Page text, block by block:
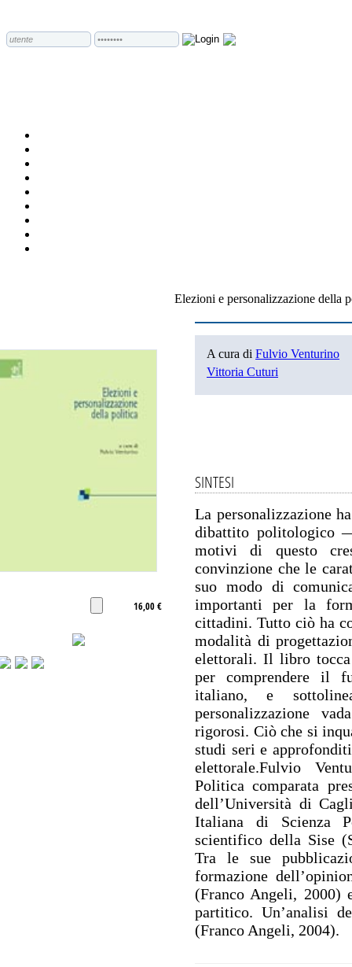
Elezioni e personalizzazione della
16,00 €
A cura di Fulvio Venturino
Vittoria Cuturi
SINTESI
La personalizzazione
dibattito politologico
motivi di questo
convinzione che le
suo modo di
importanti per la
cittadini. Tutto ciò ha
modalità di
elettorali. Il libro tocca
per comprendere il
italiano, e
personalizzazione
rigorosi. Ciò che si
studi seri e
elettorale.Fulvio
Politica comparata
dell’Università di
Italiana di Scienza
scientifico della Sise
Tra le sue
formazione
(Franco Angeli, 2000)
partitico. Un’analisi
(Franco Angeli, 2004).